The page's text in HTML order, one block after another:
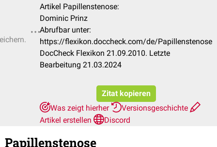
Artikel Papillenstenose:
Dominic Prinz
Abrufbar unter:
https://flexikon.doccheck.com/de/Papillenstenose
DocCheck Flexikon 21.09.2010. Letzte
Bearbeitung 21.03.2024
Zitat kopieren
Was zeigt hierher
Versionsgeschichte
Artikel erstellen
Discord
Papillenstenose